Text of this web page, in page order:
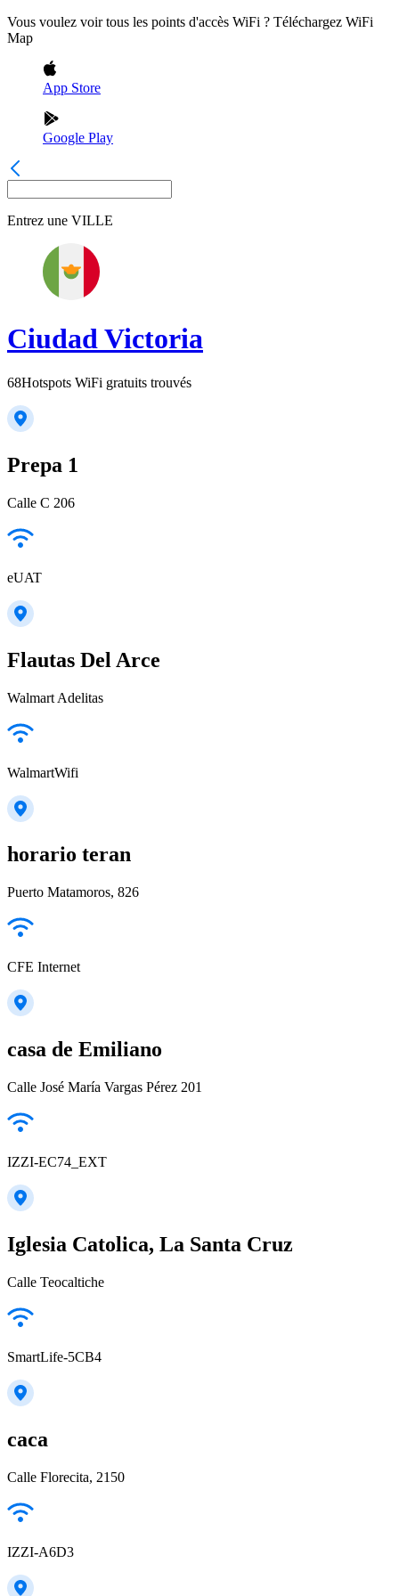
Vous voulez voir tous les points d'accès WiFi ? Téléchargez WiFi
Map
App Store
Google Play
Entrez une VILLE
Ciudad Victoria
68Hotspots WiFi gratuits trouvés
Prepa 1
Calle C 206
eUAT
Flautas Del Arce
Walmart Adelitas
WalmartWifi
horario teran
Puerto Matamoros, 826
CFE Internet
casa de Emiliano
Calle José María Vargas Pérez 201
IZZI-EC74_EXT
Iglesia Catolica, La Santa Cruz
Calle Teocaltiche
SmartLife-5CB4
caca
Calle Florecita, 2150
IZZI-A6D3